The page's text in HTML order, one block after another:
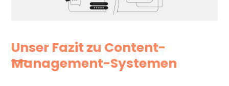
Unser Fazit zu Content-
Management-Systemen